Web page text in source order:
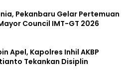
Pekanbaru Gelar Pertemuan
Council IMT-GT 2026
Apel, Kapolres Inhil AKBP
Tekankan Disiplin